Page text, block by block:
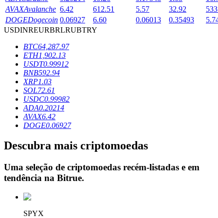
Bloqueios de BTR
Investimentos exclusivos para titulares de BTR
Empréstimos
Serviço de empréstimo apoiado por criptografia
AVAXAvalanche 6.42 612.51 5.57 32.92
DOGEDogecoin 0.06927 6.60 0.06013 0.35493
USDINREURBRLRUBTRY
BTC64,287.97
ETH1,902.13
USDT0.99912
BNB592.94
XRP1.03
SOL72.61
USDC0.99982
ADA0.20214
AVAX6.42
DOGE0.06927
Descubra mais criptomoedas
Uma seleção de criptomoedas recém-listadas e em
tendência na Bitrue.
SPYX